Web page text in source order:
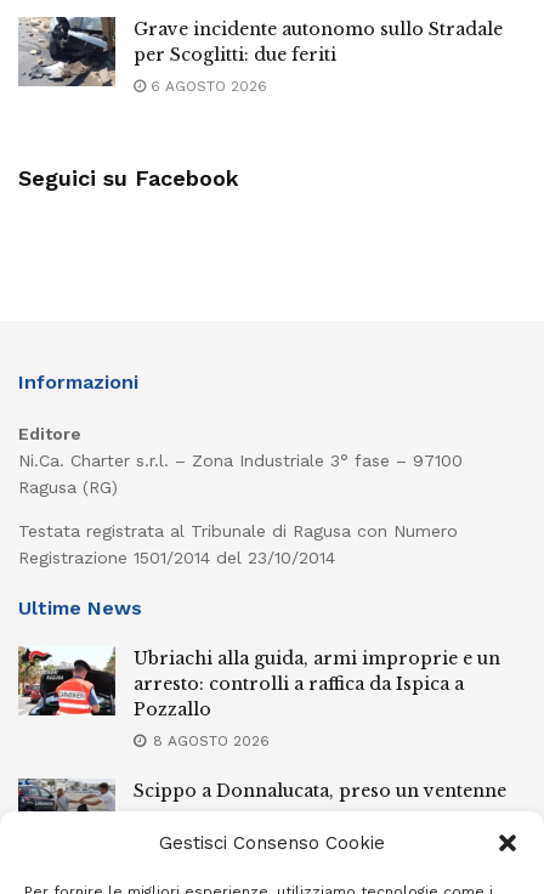
Gestisci Consenso Cookie
Grave incidente autonomo sullo Stradale
per Scoglitti: due feriti
6 AGOSTO 2026
Seguici su Facebook
Informazioni
Editore
Ni.Ca. Charter s.r.l. – Zona Industriale 3° fase – 97100
Ragusa (RG)
Testata registrata al Tribunale di Ragusa con Numero
Registrazione 1501/2014 del 23/10/2014
Ultime News
Ubriachi alla guida, armi improprie e un
arresto: controlli a raffica da Ispica a
Pozzallo
8 AGOSTO 2026
Scippo a Donnalucata, preso un ventenne
8 AGOSTO 2026